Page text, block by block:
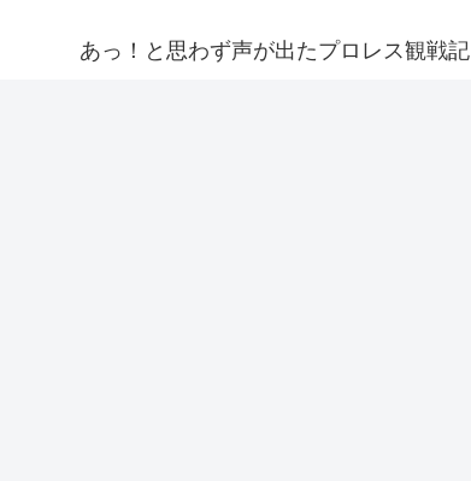
あっ！と思わず声が出たプロレス観戦記